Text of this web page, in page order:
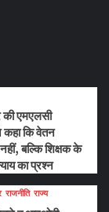
की एमएलसी
कहा कि वेतन
बल्कि शिक्षक के
का प्रश्न
राजनीति राज्य